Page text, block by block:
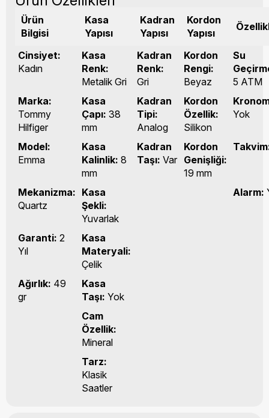
Ürün
Bilgisi
Kasa
Yapısı
Kadran
Yapısı
Kordon
Yapısı
Cinsiyet:
Kadın
Kasa
Renk:
Metalik Gri
Kadran
Renk:
Gri
Kordon
Rengi:
Beyaz
Su
5 ATM
Marka:
Tommy
Hilfiger
Kasa
Çapı: 38
mm
Kadran
Tipi:
Analog
Kordon
Özellik:
Silikon
Yok
Model:
Emma
Kasa
Kalinlik: 8
mm
Kadran
Taşı: Var
Kordon
Genişliği:
19 mm
Mekanizma:
Quartz
Kasa
Şekli:
Yuvarlak
Alarm:
Garanti: 2
Yıl
Kasa
Materyali:
Çelik
Ağırlık: 49
gr
Kasa
Taşı: Yok
Cam
Özellik:
Mineral
Tarz:
Klasik
Saatler